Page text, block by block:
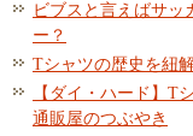
ビブスと言えばサッ
ー？
Tシャツの歴史を紐
【ダイ・ハード】T
通販屋のつぶやき